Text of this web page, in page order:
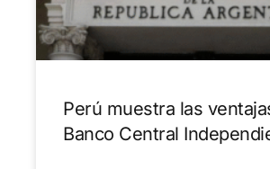
Perú muestra las
Banco Central